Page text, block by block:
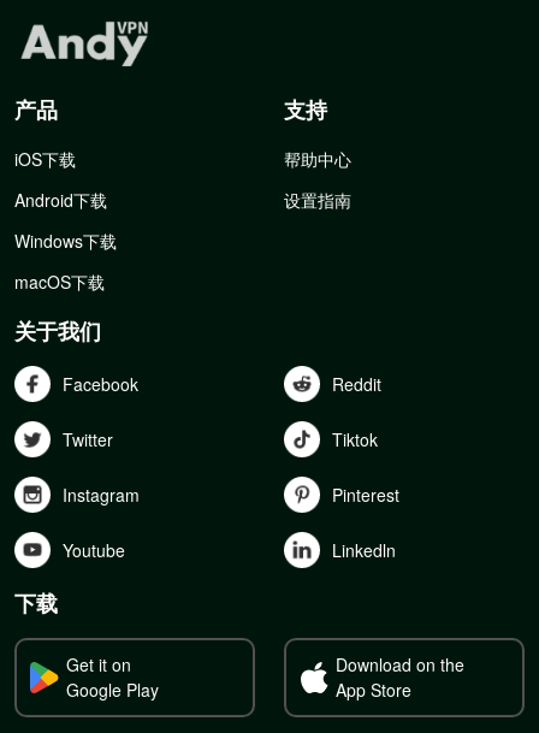
产品
iOS下载
Android下载
Windows下载
macOS下载
支持
帮助中心
设置指南
关于我们
Facebook Reddit
Twitter Tiktok
Instagram Pinterest
Youtube Linkedln
下载
Get it on
Google Play
Download on the
App Store